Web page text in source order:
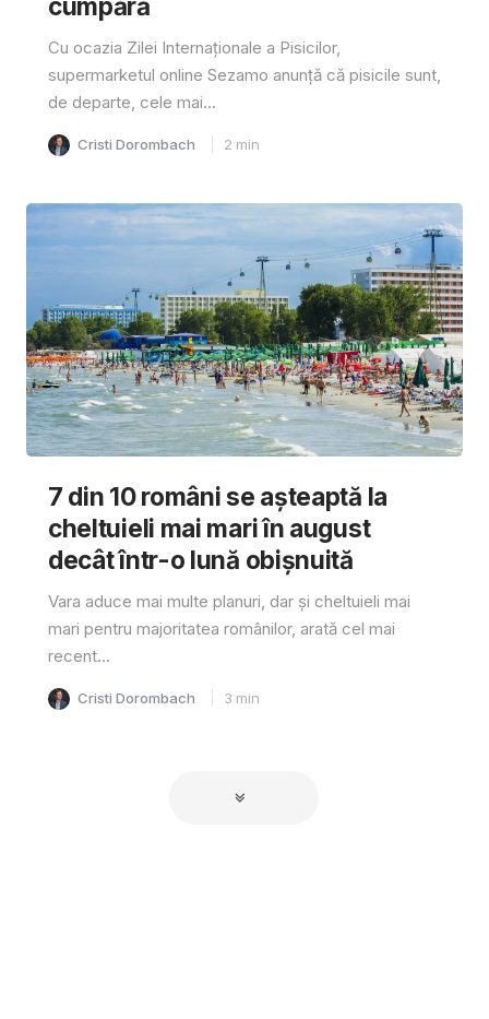
Cu ocazia Zilei Internaționale a Pisicilor,
supermarketul online Sezamo anunță că pisicile sunt,
de departe, cele mai...
Cristi Dorombach 2 min
7 din 10 români se așteaptă la
cheltuieli mai mari în august
decât într-o lună obișnuită
Vara aduce mai multe planuri, dar și cheltuieli mai
mari pentru majoritatea românilor, arată cel mai
recent...
Cristi Dorombach 3 min